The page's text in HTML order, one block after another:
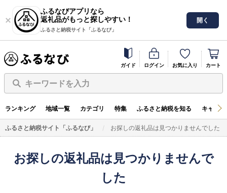
ふるなびアプリなら
返礼品がもっと探しやすい！
ふるさと納税サイト「ふるなび」
開く
ガイド ログイン お気に入り カート
キーワードを入力
ランキング 地域一覧 カテゴリ 特集 ふるさと納税を知る キャン
ふるさと納税サイト「ふるなび」 お探しの返礼品は見つかりませんでした
お探しの返礼品は見つかりませんで
した